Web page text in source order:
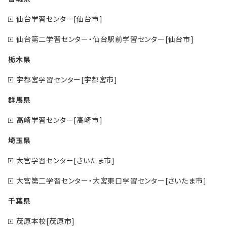
仙台学習センター[仙台市]
仙台第二学習センター・仙台駅前学習センター[仙台市]
栃木県
宇都宮学習センター[宇都宮市]
群馬県
高崎学習センター[高崎市]
埼玉県
大宮学習センター[さいたま市]
大宮第二学習センター・大宮東口学習センター[さいたま市]
千葉県
茂原本校[茂原市]